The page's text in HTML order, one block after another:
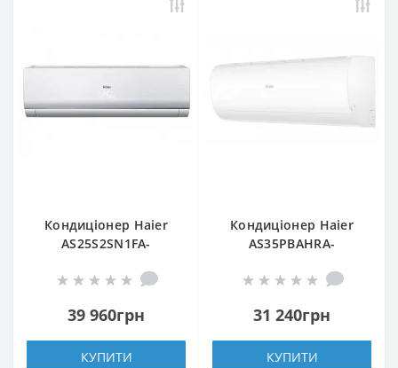
Кондиціонер Haier
AS25S2SN1FA-
39 960грн
КУПИТИ
Кондиціонер Haier
AS35PBAHRA-
31 240грн
КУПИТИ